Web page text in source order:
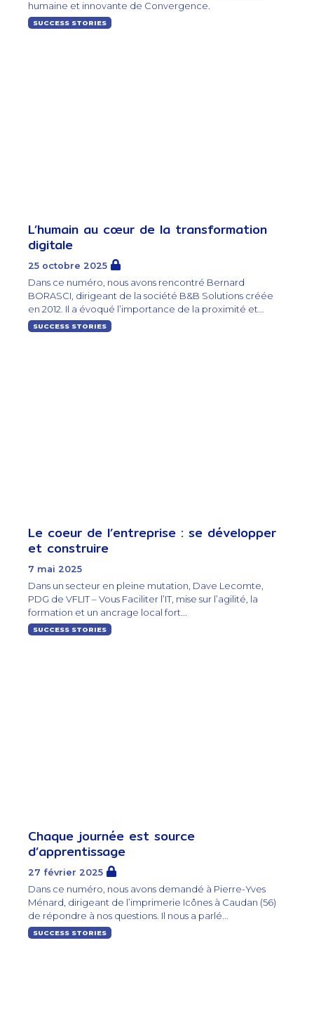
humaine et innovante de Convergence.
SUCCESS STORIES
L’humain au cœur de la transformation
digitale
25 octobre 2025
Dans ce numéro, nous avons rencontré Bernard
BORASCI, dirigeant de la société B&B Solutions créée
en 2012. Il a évoqué l’importance de la proximité et...
SUCCESS STORIES
Le coeur de l’entreprise : se développer
et construire
7 mai 2025
Dans un secteur en pleine mutation, Dave Lecomte,
PDG de VFLIT – Vous Faciliter l’IT, mise sur l’agilité, la
formation et un ancrage local fort...
SUCCESS STORIES
Chaque journée est source
d’apprentissage
27 février 2025
Dans ce numéro, nous avons demandé à Pierre-Yves
Ménard, dirigeant de l’imprimerie Icônes à Caudan (56)
de répondre à nos questions. Il nous a parlé...
SUCCESS STORIES